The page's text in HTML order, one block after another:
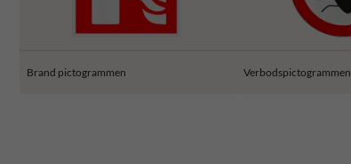
Brand pictogrammen Verbodspictogrammen